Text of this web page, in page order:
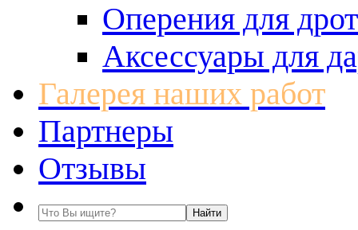
Оперения для
Аксессуары для
Галерея наших работ
Партнеры
Отзывы